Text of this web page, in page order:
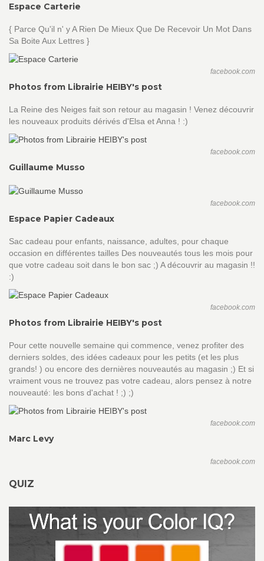
Espace Carterie
{ Parce Qu'il n' y A Rien De Mieux Que De Recevoir Un Mot Dans
Sa Boite Aux Lettres }
facebook.com
Photos from Librairie HEIBY's post
La Reine des Neiges fait son retour au magasin ! Venez découvrir
les nouveaux produits dérivés d'Elsa et Anna ! :)
facebook.com
Guillaume Musso
facebook.com
Espace Papier Cadeaux
Sac cadeau pour enfants, naissance, adultes, pour chaque
occasion en différentes tailles Des nouveautés tous les mois pour
que votre cadeau soit dans le bon sac ;) A découvrir au magasin !!
:)
facebook.com
Photos from Librairie HEIBY's post
Pour cette nouvelle semaine qui commence, venez profiter des
derniers soldes, des idées cadeaux pour les petits (et les plus
grands! ) ou encore des dernières nouveautés au magasin ;) Et si
vraiment vous ne trouvez pas votre cadeau, alors pensez à notre
nouveauté: les bons d'achat ! ;) ;)
facebook.com
Marc Levy
facebook.com
QUIZ